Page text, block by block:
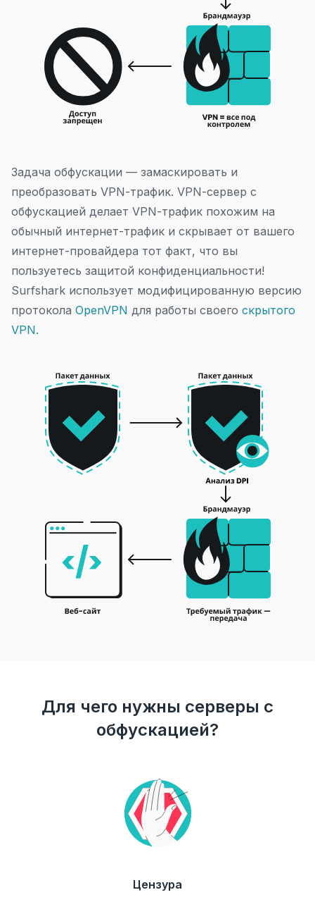
Задача обфускации — замаскировать и
преобразовать VPN-трафик. VPN-сервер с
обфускацией делает VPN-трафик похожим на
обычный интернет-трафик и скрывает от вашего
интернет-провайдера тот факт, что вы
пользуетесь защитой конфиденциальности!
Surfshark использует модифицированную версию
протокола OpenVPN для работы своего скрытого
VPN.
Для чего нужны серверы с
обфускацией?
Цензура